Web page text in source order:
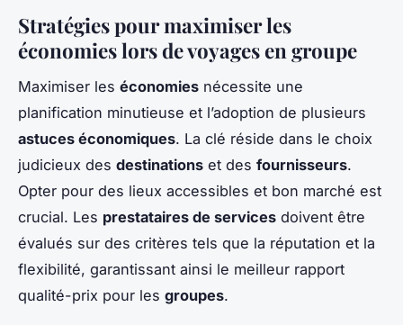
Stratégies pour maximiser les
économies lors de voyages en groupe
Maximiser les économies nécessite une
planification minutieuse et l’adoption de plusieurs
astuces économiques. La clé réside dans le choix
judicieux des destinations et des fournisseurs.
Opter pour des lieux accessibles et bon marché est
crucial. Les prestataires de services doivent être
évalués sur des critères tels que la réputation et la
flexibilité, garantissant ainsi le meilleur rapport
qualité-prix pour les groupes.